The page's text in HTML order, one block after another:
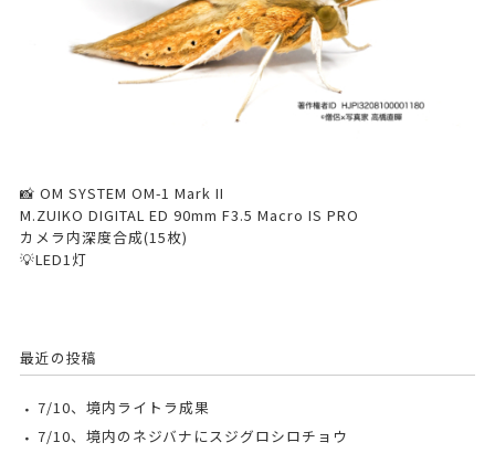
📸 OM SYSTEM OM-1 Mark II
M.ZUIKO DIGITAL ED 90mm F3.5 Macro IS PRO
カメラ内深度合成(15枚)
💡LED1灯
最近の投稿
7/10、境内ライトラ成果
7/10、境内のネジバナにスジグロシロチョウ